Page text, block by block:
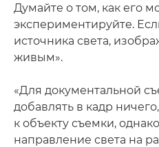
Думайте о том, как его
экспериментируйте.
источника света,
живым».
«Для документальной
добавлять в кадр
к объекту съемки,
направление света на